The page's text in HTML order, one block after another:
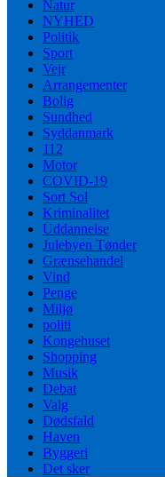
Natur
NYHED
Politik
Sport
Vejr
Arrangementer
Bolig
Sundhed
Syddanmark
112
Motor
COVID-19
Sort Sol
Kriminalitet
Uddannelse
Julebyen Tønder
Grænsehandel
Vind
Penge
Miljø
politi
Kongehuset
Shopping
Musik
Debat
Valg
Dødsfald
Haven
Byggeri
Det sker